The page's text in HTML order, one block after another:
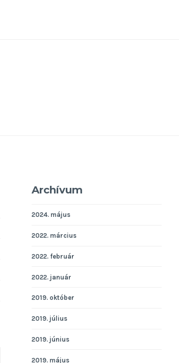
KERESÉS
Archívum
2024. május
2022. március
2022. február
2022. január
2019. október
2019. július
2019. június
2019. május